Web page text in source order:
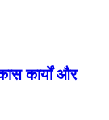
कार्यों और